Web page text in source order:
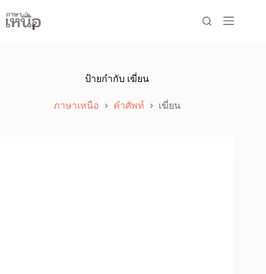
to
content
ป้ายกำกับ เฆี่ยน
ภาษาเหนือ คำศัพท์ เฆี่ยน